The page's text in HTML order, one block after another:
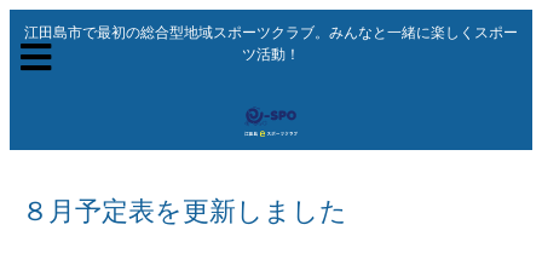
江田島市で最初の総合型地域スポーツクラブ。みんなと一緒に楽しくスポー
ツ活動！
８月予定表を更新しました